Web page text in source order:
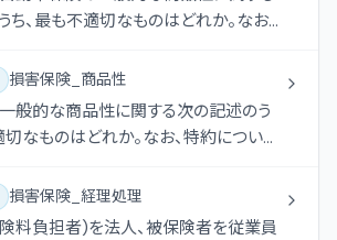
ち、最も不適切なものはどれか。なお、
損害保険_商品性
般的な商品性に関する次の記述のう
切なものはどれか。なお、特約について
損害保険_経理処理
料負担者)を法人、被保険者を従業員